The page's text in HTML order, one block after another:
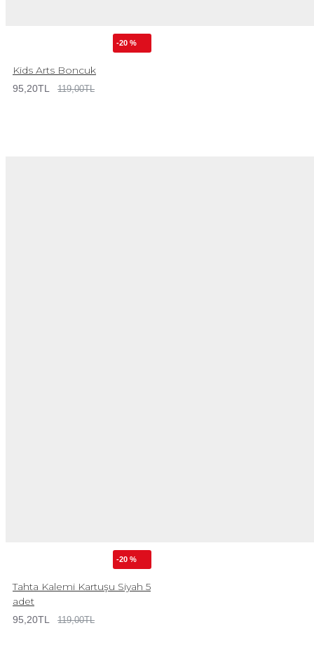
-20 %
Kids Arts Boncuk
95,20TL 119,00TL
-20 %
Tahta Kalemi Kartuşu Siyah 5
adet
95,20TL 119,00TL